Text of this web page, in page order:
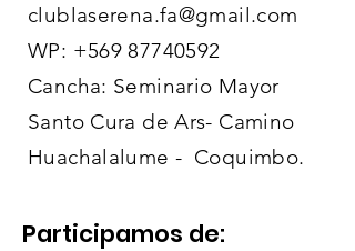
clublaserena.fa@gmail.com
WP: +569 87740592
Cancha: Seminario Mayor
Santo Cura de Ars- Camino
Huachalalume - Coquimbo.
Participamos de: